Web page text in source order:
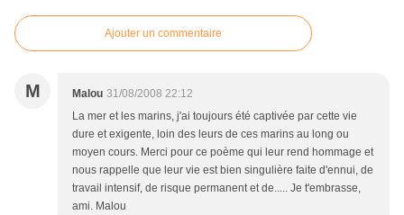
Ajouter un commentaire
M Malou 31/08/2008 22:12
La mer et les marins, j'ai toujours été captivée par cette vie
dure et exigente, loin des leurs de ces marins au long ou
moyen cours. Merci pour ce poème qui leur rend hommage et
nous rappelle que leur vie est bien singulière faite d'ennui, de
travail intensif, de risque permanent et de..... Je t'embrasse,
ami. Malou